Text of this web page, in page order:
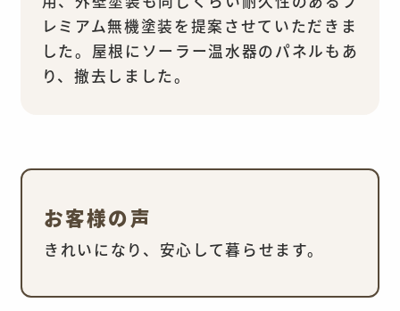
レミアム無機塗装を提案させていただきま
した。屋根にソーラー温水器のパネルもあ
り、撤去しました。
お客様の声
きれいになり、安心して暮らせます。